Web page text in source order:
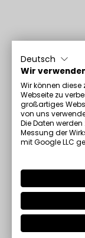
Deutsch
Wir
Wir können diese
Webseite zu
großartiges
von uns
Die Daten
Messung der
mit Google LLC